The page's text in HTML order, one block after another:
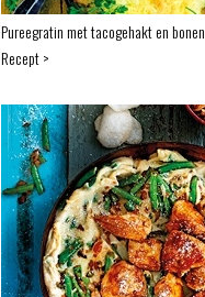
Pureegratin met tacogehakt en bonen
Recept >